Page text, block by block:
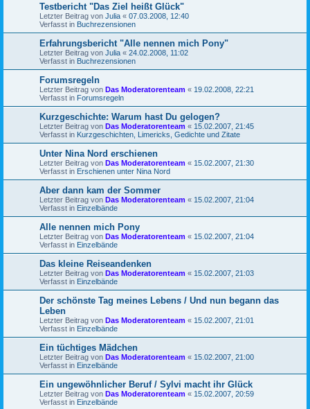
Testbericht "Das Ziel heißt Glück"
Letzter Beitrag von Julia « 07.03.2008, 12:40
Verfasst in Buchrezensionen
Erfahrungsbericht "Alle nennen mich Pony"
Letzter Beitrag von Julia « 24.02.2008, 11:02
Verfasst in Buchrezensionen
Forumsregeln
Letzter Beitrag von Das Moderatorenteam « 19.02.2008, 22:21
Verfasst in Forumsregeln
Kurzgeschichte: Warum hast Du gelogen?
Letzter Beitrag von Das Moderatorenteam « 15.02.2007, 21:45
Verfasst in Kurzgeschichten, Limericks, Gedichte und Zitate
Unter Nina Nord erschienen
Letzter Beitrag von Das Moderatorenteam « 15.02.2007, 21:30
Verfasst in Erschienen unter Nina Nord
Aber dann kam der Sommer
Letzter Beitrag von Das Moderatorenteam « 15.02.2007, 21:04
Verfasst in Einzelbände
Alle nennen mich Pony
Letzter Beitrag von Das Moderatorenteam « 15.02.2007, 21:04
Verfasst in Einzelbände
Das kleine Reiseandenken
Letzter Beitrag von Das Moderatorenteam « 15.02.2007, 21:03
Verfasst in Einzelbände
Der schönste Tag meines Lebens / Und nun begann das
Leben
Letzter Beitrag von Das Moderatorenteam « 15.02.2007, 21:01
Verfasst in Einzelbände
Ein tüchtiges Mädchen
Letzter Beitrag von Das Moderatorenteam « 15.02.2007, 21:00
Verfasst in Einzelbände
Ein ungewöhnlicher Beruf / Sylvi macht ihr Glück
Letzter Beitrag von Das Moderatorenteam « 15.02.2007, 20:59
Verfasst in Einzelbände